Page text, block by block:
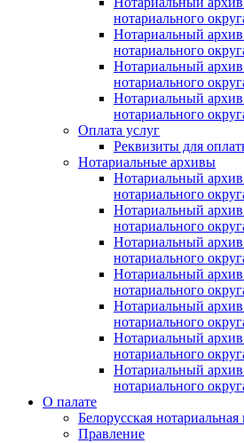
нотариального
Нотариальный
нотариального
Нотариальный
нотариального
Нотариальный
нотариального
Оплата услуг
Реквизиты для
Нотариальные архивы
Нотариальный архив
нотариального
Нотариальный
нотариального
Нотариальный
нотариального
Нотариальный архив
нотариального
Нотариальный
нотариального
Нотариальный
нотариального
Нотариальный
нотариального
О палате
Белорусская нотариальная
Правление